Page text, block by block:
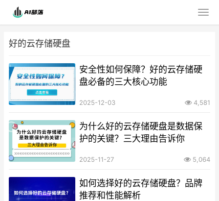
好的云存储硬盘
安全性如何保障？好的云存储硬
盘必备的三大核心功能
2025-12-03 4,581
为什么好的云存储硬盘是数据保
护的关键？三大理由告诉你
2025-11-27 5,064
如何选择好的云存储硬盘？品牌
推荐和性能解析